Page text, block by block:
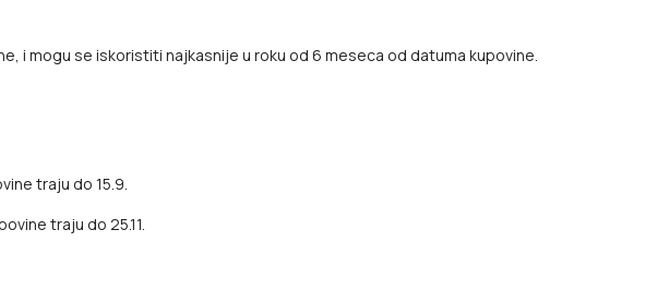
i mogu se iskoristiti najkasnije u roku od 6 meseca od datuma kupovine.
traju do 15.9.
traju do 25.11.